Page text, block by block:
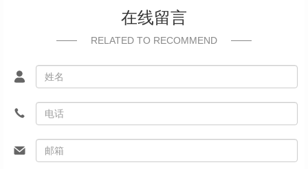
在线留言
RELATED TO RECOMMEND